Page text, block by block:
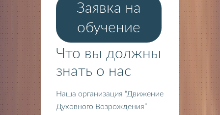
Заявка на
обучение
Что вы должны
знать о нас
Наша организация “Движение
Духовного Возрождения”